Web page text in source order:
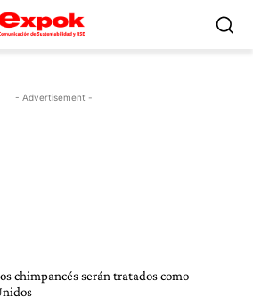
- Advertisement -
chimpancés serán tratados como